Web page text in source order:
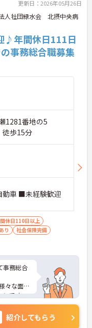
更新日：2026年05月26日
人社団緑水会 北摂中央病
♪年間休日111日
事務総合職募集
1281番地の5
徒歩15分
車 ■未経験歓迎
休日110日以上
り
社会保険完備
事務総合
々な面に
ンです。
、さらに
くださ
紹介してもらう